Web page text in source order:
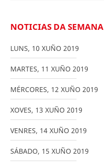
NOTICIAS DA SEMANA
LUNS, 10 XUÑO 2019
MARTES, 11 XUÑO 2019
MÉRCORES, 12 XUÑO 2019
XOVES, 13 XUÑO 2019
VENRES, 14 XUÑO 2019
SÁBADO, 15 XUÑO 2019